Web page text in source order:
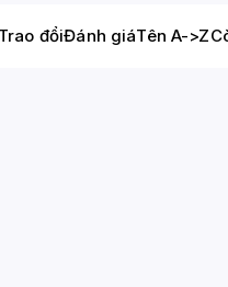
Trao đổiĐánh giáTên A->Z